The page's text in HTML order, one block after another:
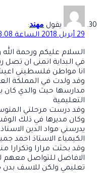
يقول مهند:
29 أبريل 2018 الساعة 3:08 صباحًا
السلام عليكم ورحمة الله
في البداية اتمنى ان تصل
انا مواطن فلسطيني اعيش
وقد ولدت في المملكة
مدارسها حيث والدي
التعليمية
وقد درست مرحلتي
وكان مديرها في ذلك
يدرسني مواد الدين
الكيمياء الاستاذ احمد
وقد بحثت مرارا
الافاضل للتواصل
تعليمي ولكن للاسف بدن